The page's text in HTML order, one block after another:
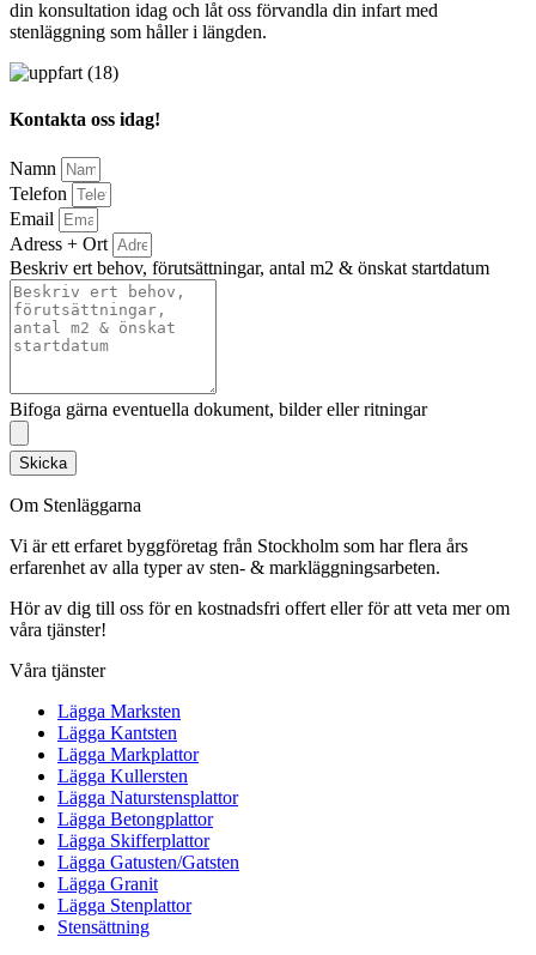
din konsultation idag och låt oss förvandla din infart med
stenläggning som håller i längden.
Kontakta oss idag!
Namn
Telefon
Email
Adress + Ort
Beskriv ert behov, förutsättningar, antal m2 & önskat startdatum
Bifoga gärna eventuella dokument, bilder eller ritningar
Skicka
Om Stenläggarna
Vi är ett erfaret byggföretag från Stockholm som har flera års
erfarenhet av alla typer av sten- & markläggningsarbeten.
Hör av dig till oss för en kostnadsfri offert eller för att veta mer om
våra tjänster!
Våra tjänster
Lägga Marksten
Lägga Kantsten
Lägga Markplattor
Lägga Kullersten
Lägga Naturstensplattor
Lägga Betongplattor
Lägga Skifferplattor
Lägga Gatusten/Gatsten
Lägga Granit
Lägga Stenplattor
Stensättning